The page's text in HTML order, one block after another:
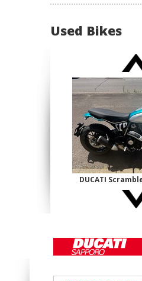
Used Bikes
DUCATI
古